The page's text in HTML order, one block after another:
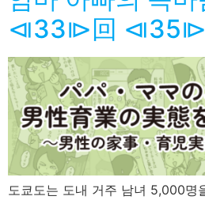
⧏33⧐回
도쿄도는 도내 거주 남녀 5,000명